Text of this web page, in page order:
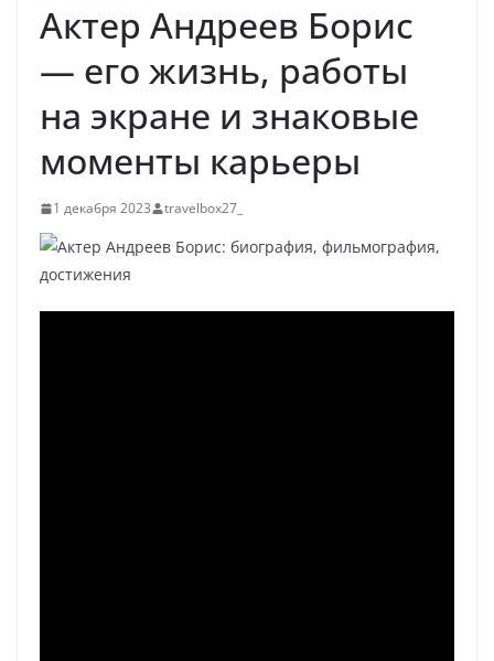
Актер Андреев Борис
— его жизнь, работы
на экране и знаковые
моменты карьеры
1 декабря 2023 travelbox27_